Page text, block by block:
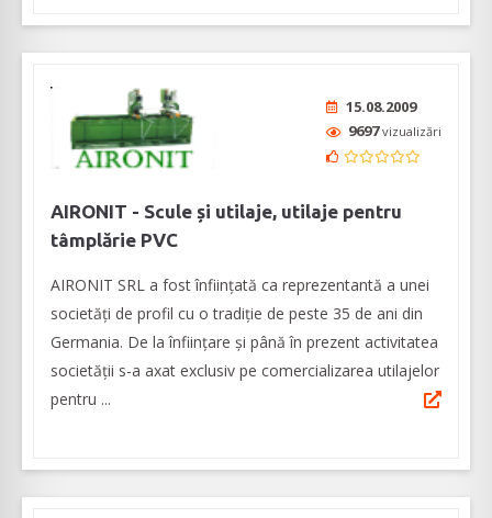
15.08.2009
9697vizualizări
AIRONIT - Scule și utilaje, utilaje pentru
tâmplărie PVC
AIRONIT SRL a fost înființată ca reprezentantă a unei
societăți de profil cu o tradiție de peste 35 de ani din
Germania. De la înființare și până în prezent activitatea
societății s-a axat exclusiv pe comercializarea utilajelor
pentru ...